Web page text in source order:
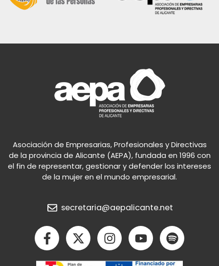
Asociación de Empresarias, Profesionales y Directivas
de la provincia de Alicante (AEPA), fundada en 1996 con
el fin de representar, gestionar y defender los intereses
de la mujer en el mundo empresarial.
secretaria@aepalicante.net
F
a
c
X
-
t
I
n
s
Y
o
u
S
p
o